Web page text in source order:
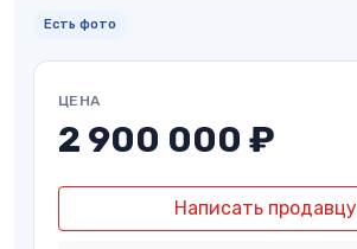
Есть фото
ЦЕНА
2 900 000 ₽
Написать продавцу